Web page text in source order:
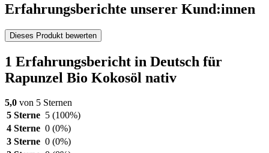
Erfahrungsberichte unserer Kund:innen
Dieses Produkt bewerten
1 Erfahrungsbericht in Deutsch für
Rapunzel Bio Kokosöl nativ
5,0 von 5 Sternen
5 Sterne 5 (100%)
4 Sterne 0 (0%)
3 Sterne 0 (0%)